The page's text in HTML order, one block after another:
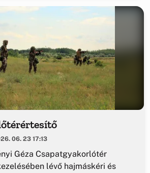
06. 23 17:13
Géza Csapatgyakorlótér
lévő hajmáskéri és